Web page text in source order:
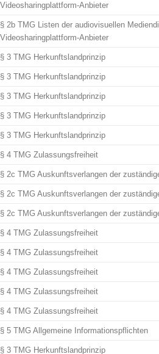
Videosharingplattform-Anbieter
§ 2b TMG Listen der audiovisuellen
Videosharingplattform-Anbieter
§ 3 TMG Herkunftslandprinzip
§ 3 TMG Herkunftslandprinzip
§ 3 TMG Herkunftslandprinzip
§ 3 TMG Herkunftslandprinzip
§ 3 TMG Herkunftslandprinzip
§ 4 TMG Zulassungsfreiheit
§ 2c TMG Auskunftsverlangen der
§ 2c TMG Auskunftsverlangen der
§ 2c TMG Auskunftsverlangen der
§ 4 TMG Zulassungsfreiheit
§ 4 TMG Zulassungsfreiheit
§ 4 TMG Zulassungsfreiheit
§ 4 TMG Zulassungsfreiheit
§ 4 TMG Zulassungsfreiheit
§ 5 TMG Allgemeine Informationspflichten
§ 3 TMG Herkunftslandprinzip